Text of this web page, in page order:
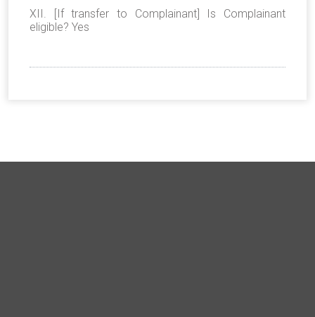
XII. [If transfer to Complainant] Is Complainant
eligible? Yes